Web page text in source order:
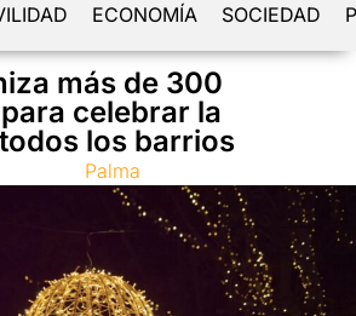
ECONOMÍA SOCIEDAD
más de 300
celebrar la
los barrios
Palma